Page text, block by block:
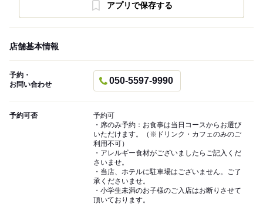
アプリで保存する
店舗基本情報
予約・
お問い合わせ
050-5597-9990
予約可否
予約可
・席のみ予約：お食事は当日コースからお選び
いただけます。（※ドリンク・カフェのみのご
利用不可）
・アレルギー食材がございましたらご記入くだ
さいませ。
・当店、ホテルに駐車場はございません。ご了
承くださいませ。
・小学生未満のお子様のご入店はお断りさせて
頂いております。